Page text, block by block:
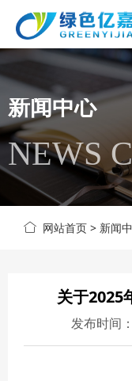
新闻中心
NEWS
网站首页 > 新闻
关于2025
发布时间